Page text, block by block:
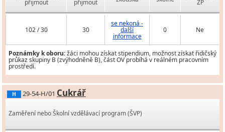
přijmout přijmout ZP
102 / 30 30
se nekoná -
další
informace
0 Ne
Poznámky k oboru:žáci mohou získat stipendium, možnost získat řidičský
průkaz skupiny B (zvýhodněně B), část OV probíhá v reálném pracovním
prostředí.
H 29-54-H/01 Cukrář
Zaměření nebo Školní vzdělávací program (ŠVP)